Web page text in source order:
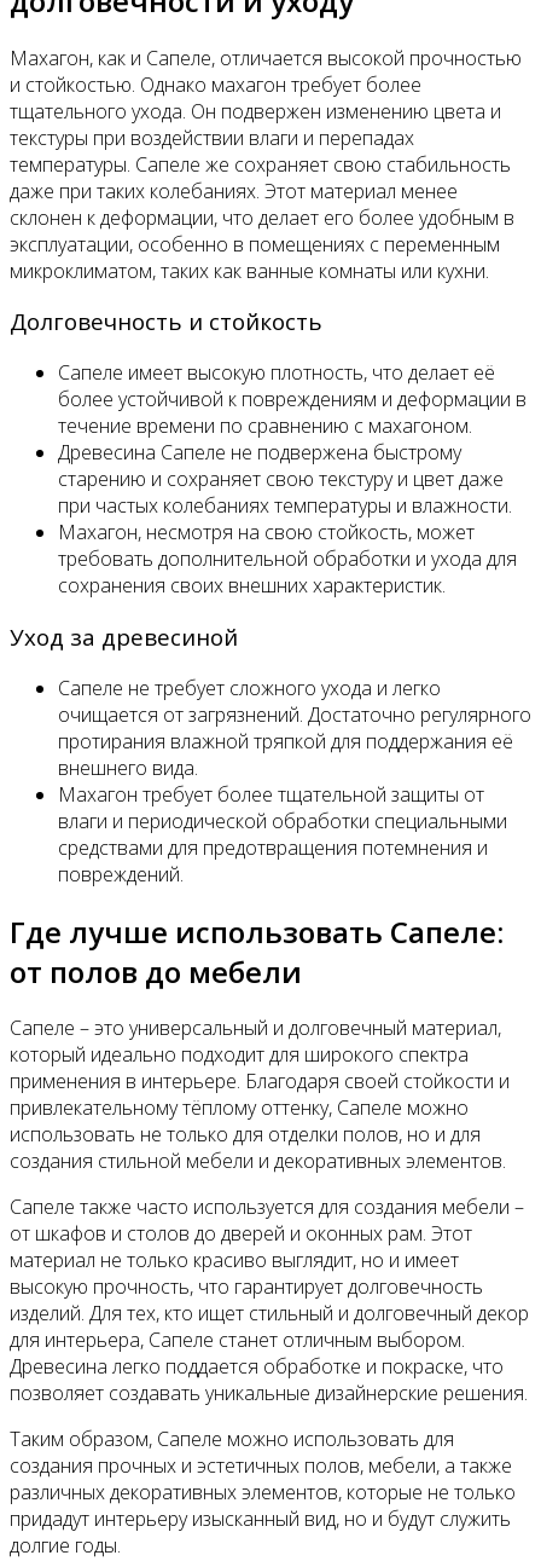
Махагон, как и Сапеле, отличается высокой прочностью
и стойкостью. Однако махагон требует более
тщательного ухода. Он подвержен изменению цвета и
текстуры при воздействии влаги и перепадах
температуры. Сапеле же сохраняет свою стабильность
даже при таких колебаниях. Этот материал менее
склонен к деформации, что делает его более удобным в
эксплуатации, особенно в помещениях с переменным
микроклиматом, таких как ванные комнаты или кухни.
Долговечность и стойкость
Сапеле имеет высокую плотность, что делает её
более устойчивой к повреждениям и деформации в
течение времени по сравнению с махагоном.
Древесина Сапеле не подвержена быстрому
старению и сохраняет свою текстуру и цвет даже
при частых колебаниях температуры и влажности.
Махагон, несмотря на свою стойкость, может
требовать дополнительной обработки и ухода для
сохранения своих внешних характеристик.
Уход за древесиной
Сапеле не требует сложного ухода и легко
очищается от загрязнений. Достаточно регулярного
протирания влажной тряпкой для поддержания её
внешнего вида.
Махагон требует более тщательной защиты от
влаги и периодической обработки специальными
средствами для предотвращения потемнения и
повреждений.
Где лучше использовать Сапеле:
от полов до мебели
Сапеле – это универсальный и долговечный материал,
который идеально подходит для широкого спектра
применения в интерьере. Благодаря своей стойкости и
привлекательному тёплому оттенку, Сапеле можно
использовать не только для отделки полов, но и для
создания стильной мебели и декоративных элементов.
Сапеле также часто используется для создания мебели –
от шкафов и столов до дверей и оконных рам. Этот
материал не только красиво выглядит, но и имеет
высокую прочность, что гарантирует долговечность
изделий. Для тех, кто ищет стильный и долговечный декор
для интерьера, Сапеле станет отличным выбором.
Древесина легко поддается обработке и покраске, что
позволяет создавать уникальные дизайнерские решения.
Таким образом, Сапеле можно использовать для
создания прочных и эстетичных полов, мебели, а также
различных декоративных элементов, которые не только
придадут интерьеру изысканный вид, но и будут служить
долгие годы.